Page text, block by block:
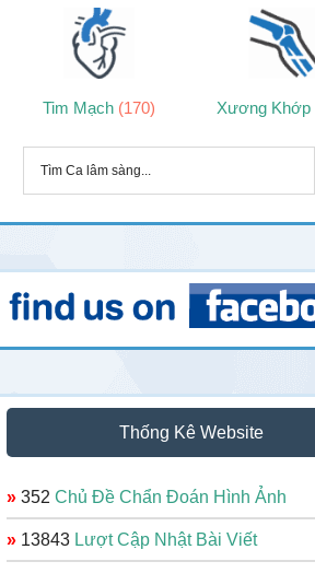
Tim Mạch (170) Xương Khớp
Thống Kê Website
» 352 Chủ Đề Chẩn Đoán Hình Ảnh
» 13843 Lượt Cập Nhật Bài Viết